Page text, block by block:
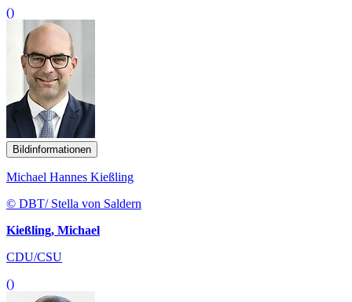
()
Bildinformationen
Michael Hannes Kießling
© DBT/ Stella von Saldern
Kießling, Michael
CDU/CSU
()